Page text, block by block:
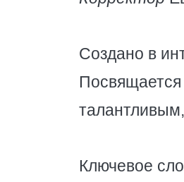
Создано в
Ключевое